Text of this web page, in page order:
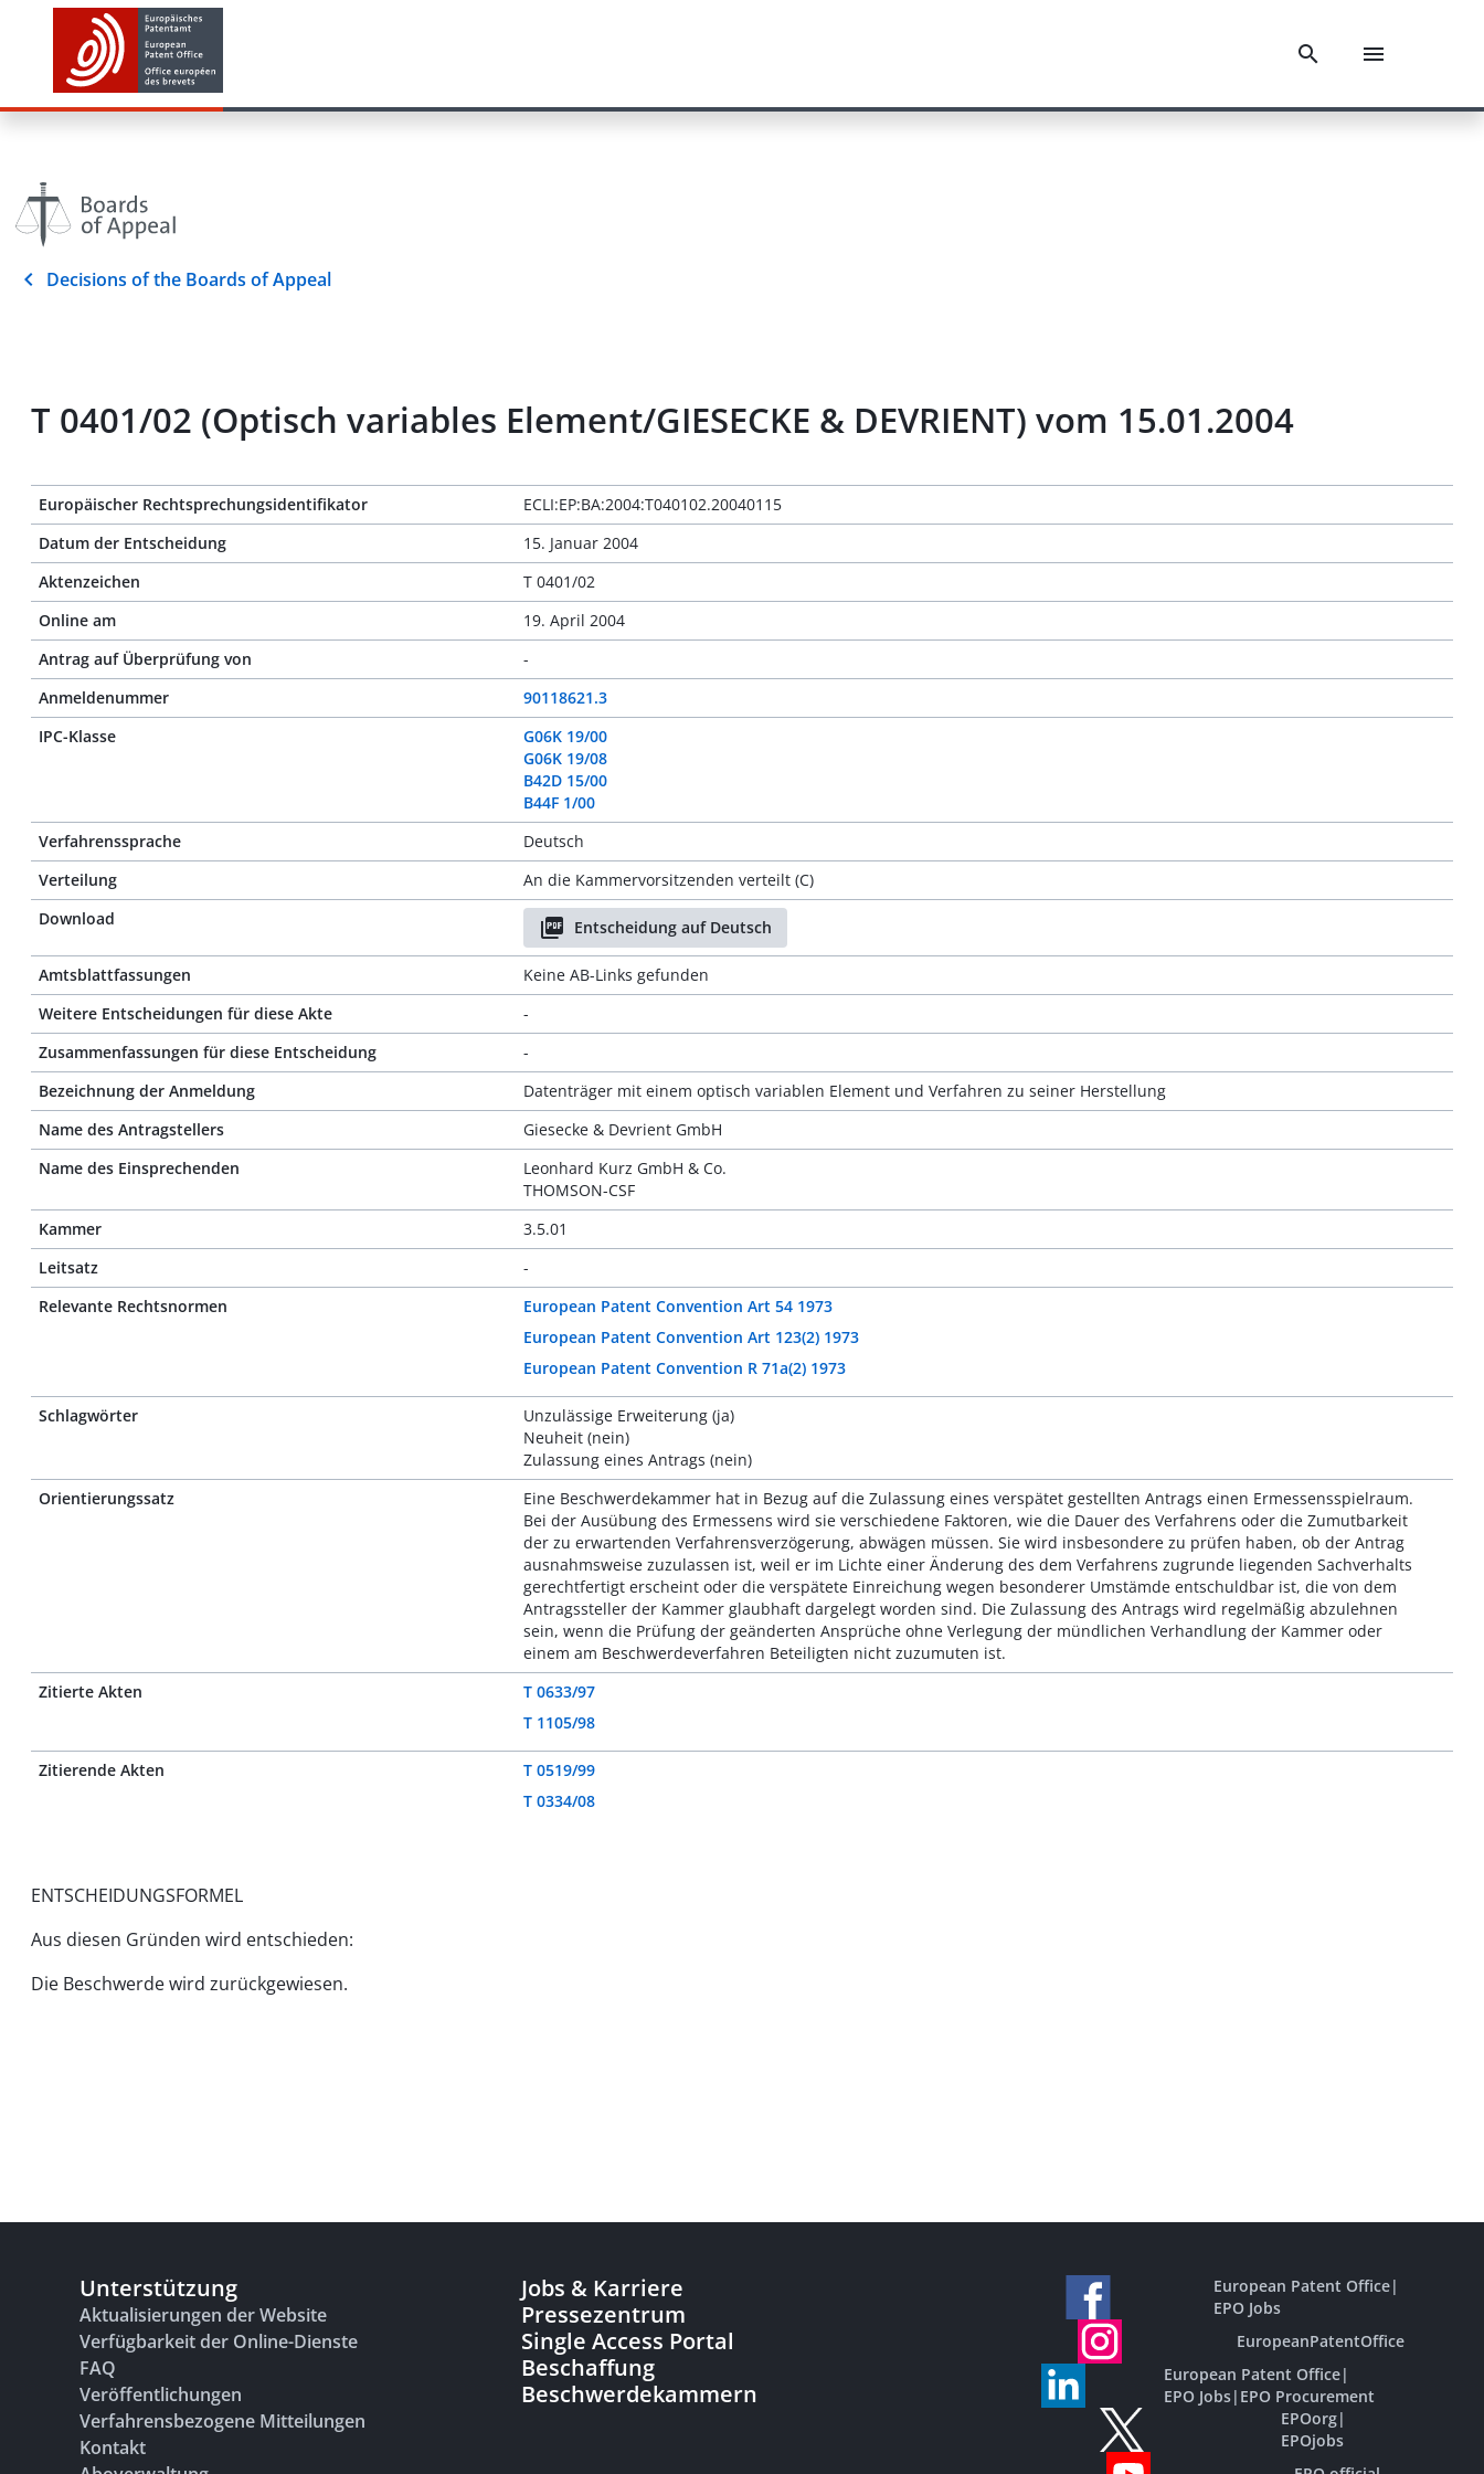
Decisions of the Boards of Appeal
T 0401/02 (Optisch variables Element/GIESECKE & DEVRIENT) vom 15.01.2004
Europäischer Rechtsprechungsidentifikator
ECLI:EP:BA:2004:T040102.20040115
Datum der Entscheidung
15. Januar 2004
Aktenzeichen
T 0401/02
Online am
19. April 2004
Antrag auf Überprüfung von
-
Anmeldenummer
90118621.3
IPC-Klasse
G06K 19/00
G06K 19/08
B42D 15/00
B44F 1/00
Verfahrenssprache
Deutsch
Verteilung
An die Kammervorsitzenden verteilt (C)
Download
Entscheidung auf Deutsch
Amtsblattfassungen
Keine AB-Links gefunden
Weitere Entscheidungen für diese Akte
-
Zusammenfassungen für diese Entscheidung
-
Bezeichnung der Anmeldung
Datenträger mit einem optisch variablen Element und Verfahren zu seiner Herstellung
Name des Antragstellers
Giesecke & Devrient GmbH
Name des Einsprechenden
Leonhard Kurz GmbH & Co.
THOMSON-CSF
Kammer
3.5.01
Leitsatz
-
Relevante Rechtsnormen
European Patent Convention Art 54 1973
European Patent Convention Art 123(2) 1973
European Patent Convention R 71a(2) 1973
Schlagwörter
Unzulässige Erweiterung (ja)
Neuheit (nein)
Zulassung eines Antrags (nein)
Orientierungssatz
Eine Beschwerdekammer hat in Bezug auf die Zulassung eines verspätet gestellten Antrags einen Ermessensspielraum.
Bei der Ausübung des Ermessens wird sie verschiedene Faktoren, wie die Dauer des Verfahrens oder die Zumutbarkeit
der zu erwartenden Verfahrensverzögerung, abwägen müssen. Sie wird insbesondere zu prüfen haben, ob der Antrag
ausnahmsweise zuzulassen ist, weil er im Lichte einer Änderung des dem Verfahrens zugrunde liegenden Sachverhalts
gerechtfertigt erscheint oder die verspätete Einreichung wegen besonderer Umstämde entschuldbar ist, die von dem
Antragssteller der Kammer glaubhaft dargelegt worden sind. Die Zulassung des Antrags wird regelmäßig abzulehnen
sein, wenn die Prüfung der geänderten Ansprüche ohne Verlegung der mündlichen Verhandlung der Kammer oder
einem am Beschwerdeverfahren Beteiligten nicht zuzumuten ist.
Zitierte Akten
T 0633/97
T 1105/98
Zitierende Akten
T 0519/99
T 0334/08
ENTSCHEIDUNGSFORMEL
Aus diesen Gründen wird entschieden:
Die Beschwerde wird zurückgewiesen.
Unterstützung
Aktualisierungen der Website
Verfügbarkeit der Online-Dienste
FAQ
Veröffentlichungen
Verfahrensbezogene Mitteilungen
Kontakt
Jobs & Karriere
Pressezentrum
Single Access Portal
Beschaffung
Beschwerdekammern
European Patent Office|
EPO Jobs
EuropeanPatentOffice
European Patent Office|
EPO Jobs| EPO Procurement
EPOorg|
EPOjobs